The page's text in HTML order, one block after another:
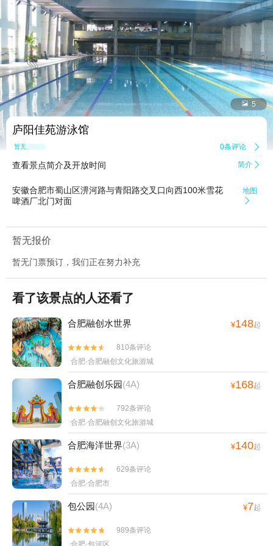
 5
庐阳佳苑游泳馆
暂无点评 0条评论 
查看景点简介及开放时间 简介 
安徽合肥市蜀山区淠河路与青阳路交叉口向西100米雪花
啤酒厂北门对面
地图

暂无报价
暂无门票预订，我们正在努力补充
看了该景点的人还看了
合肥融创水世界 ¥148起


810条评论
合肥·合肥融创文化旅游城
合肥融创乐园(4A) ¥168起


792条评论
合肥·合肥融创文化旅游城
合肥海洋世界(3A) ¥140起


629条评论
合肥·合肥市
包公园(4A) ¥7起


989条评论
